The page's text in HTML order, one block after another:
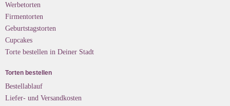
Werbetorten
Firmentorten
Geburtstagstorten
Cupcakes
Torte bestellen in Deiner Stadt
Torten bestellen
Bestellablauf
Liefer- und Versandkosten